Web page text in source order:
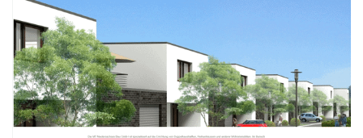
MT Niedersachsen Bau GmbH